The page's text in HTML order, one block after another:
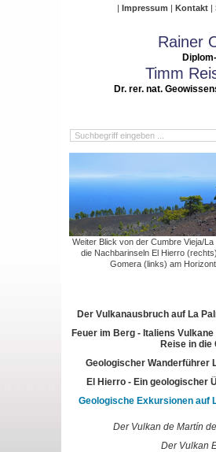
Impressum Kontakt
Rainer
Timm
Dr. rer. nat.
Weiter Blick von der Cumbre Vieja/La
die Nachbarinseln El Hierro
Gomera (links) am Horizont
Der Vulkanausbruch auf La
Feuer im Berg - Italiens Vulkane
Reise in die
Geologischer Wanderführer
El Hierro - Ein geologischer
Geologische Exkursionen auf
Der Vulkan de Martín
Der Vulkan